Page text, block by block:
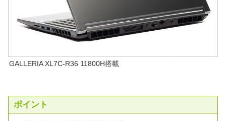
GALLERIA XL7C-R36 11800H搭載
ポイント